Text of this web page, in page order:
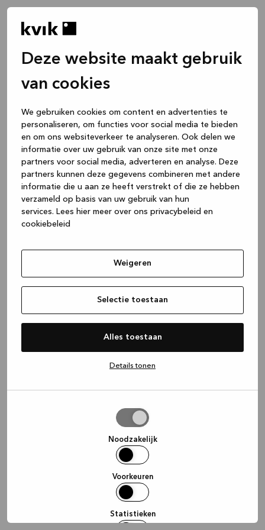
Deze website maakt gebruik
van cookies
We gebruiken cookies om content en advertenties te
personaliseren, om functies voor social media te bieden
en om ons websiteverkeer te analyseren. Ook delen we
informatie over uw gebruik van onze site met onze
partners voor social media, adverteren en analyse. Deze
partners kunnen deze gegevens combineren met andere
informatie die u aan ze heeft verstrekt of die ze hebben
verzameld op basis van uw gebruik van hun
services. Lees hier meer over ons privacybeleid en
cookiebeleid
Weigeren
Selectie toestaan
Alles toestaan
Details tonen
Noodzakelijk
Voorkeuren
Statistieken
(see the browser console for more
information).